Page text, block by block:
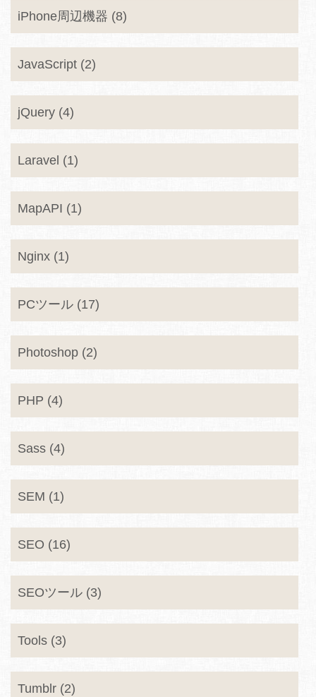
iPhone周辺機器 (8)
JavaScript (2)
jQuery (4)
Laravel (1)
MapAPI (1)
Nginx (1)
PCツール (17)
Photoshop (2)
PHP (4)
Sass (4)
SEM (1)
SEO (16)
SEOツール (3)
Tools (3)
Tumblr (2)